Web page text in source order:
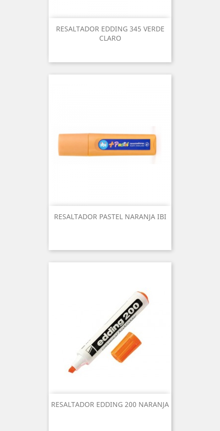
RESALTADOR EDDING 345 VERDE
CLARO
RESALTADOR PASTEL NARANJA IBI
RESALTADOR EDDING 200 NARANJA